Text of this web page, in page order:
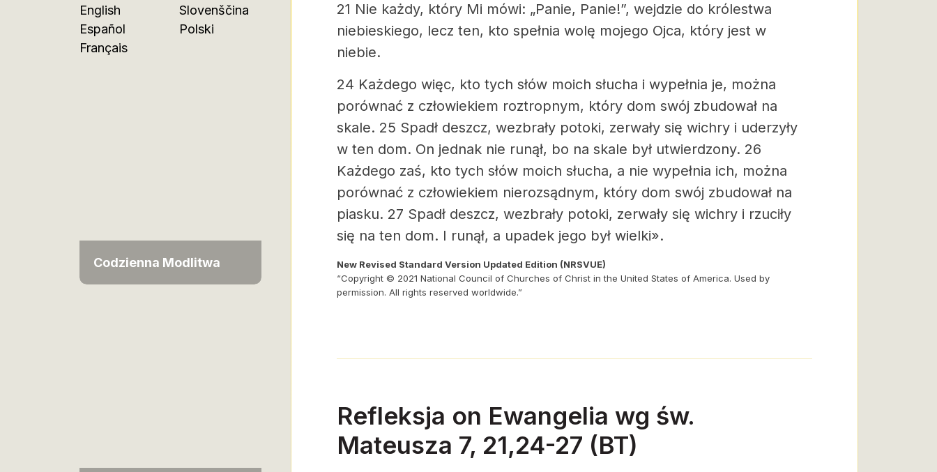
English
Español
Français
Slovenščina
Polski
Codzienna Modlitwa
21 Nie każdy, który Mi mówi: „Panie, Panie!”, wejdzie do królestwa
niebieskiego, lecz ten, kto spełnia wolę mojego Ojca, który jest w
niebie.
24 Każdego więc, kto tych słów moich słucha i wypełnia je, można
porównać z człowiekiem roztropnym, który dom swój zbudował na
skale. 25 Spadł deszcz, wezbrały potoki, zerwały się wichry i uderzyły
w ten dom. On jednak nie runął, bo na skale był utwierdzony. 26
Każdego zaś, kto tych słów moich słucha, a nie wypełnia ich, można
porównać z człowiekiem nierozsądnym, który dom swój zbudował na
piasku. 27 Spadł deszcz, wezbrały potoki, zerwały się wichry i rzuciły
się na ten dom. I runął, a upadek jego był wielki».
New Revised Standard Version Updated Edition (NRSVUE)
“Copyright © 2021 National Council of Churches of Christ in the United States of America. Used by
permission. All rights reserved worldwide.”
Refleksja on Ewangelia wg św.
Mateusza 7, 21,24-27 (BT)